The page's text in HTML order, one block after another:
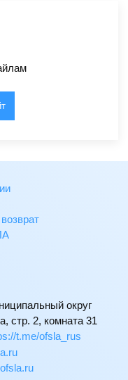
округ
стр. 2, комната 31
t.me/ofsla_rus